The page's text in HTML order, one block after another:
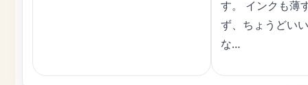
す。 インクも薄
ず、ちょうどい
な…